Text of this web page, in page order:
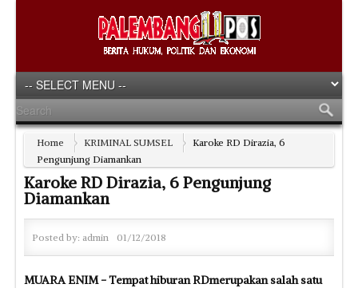
Home KRIMINAL SUMSEL
Karoke RD Dirazia, 6
Pengunjung Diamankan
Karoke RD Dirazia, 6 Pengunjung
Diamankan
Posted by: admin 01/12/2018
MUARA ENIM - Tempat hiburan RDmerupakan salah satu